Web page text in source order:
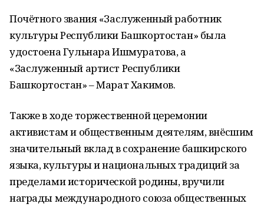
Почётного звания «Заслуженный работник
культуры Республики Башкортостан» была
удостоена Гульнара Ишмуратова, а
«Заслуженный артист Республики
Башкортостан» – Марат Хакимов.
Также в ходе торжественной церемонии
активистам и общественным деятелям, внёсшим
значительный вклад в сохранение башкирского
языка, культуры и национальных традиций за
пределами исторической родины, вручили
награды международного союза общественных